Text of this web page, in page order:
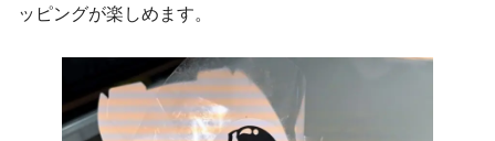
ッピングが楽しめます。